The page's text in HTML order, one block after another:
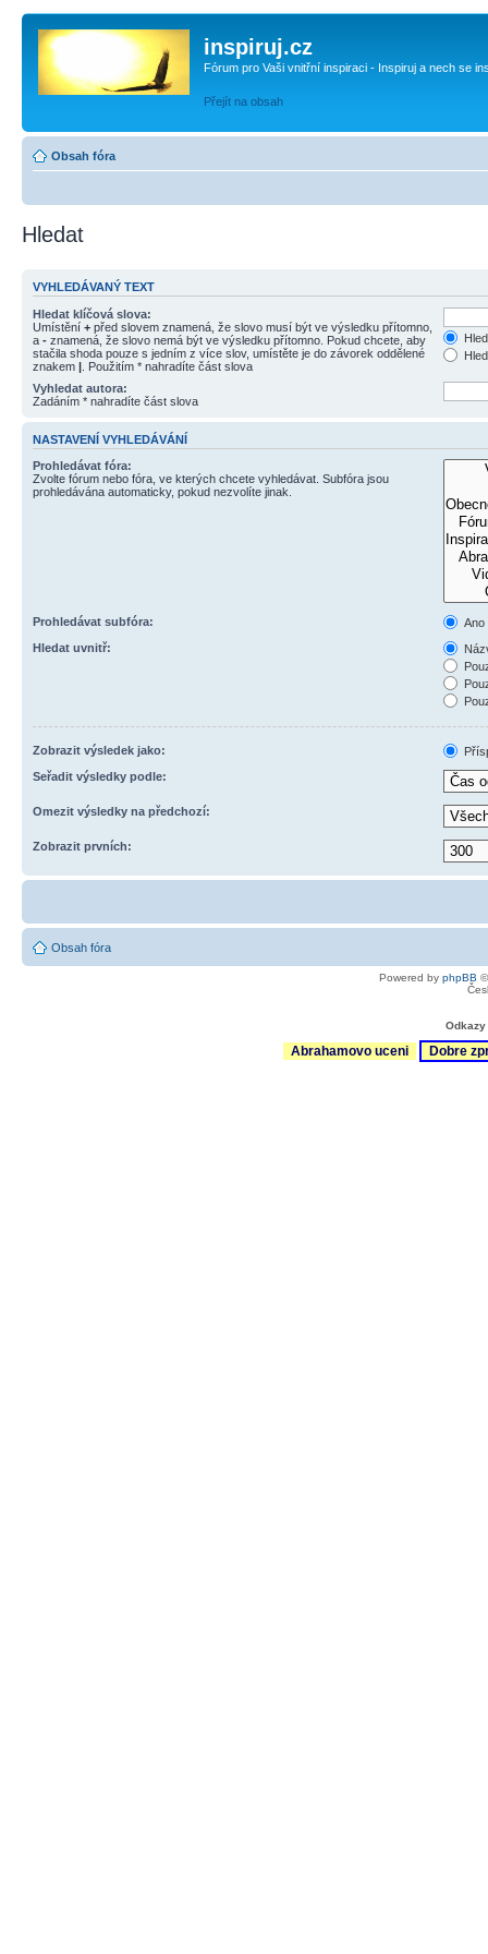
inspiruj.cz
Fórum pro Vaši vnitřní inspiraci - Inspiruj a nech se
Přejít na obsah
Obsah fóra
Hledat
VYHLEDÁVANÝ TEXT
Hledat klíčová slova:
Umístění + před slovem znamená, že slovo musí být ve výsledku přítomno,
a - znamená, že slovo nemá být ve výsledku přítomno. Pokud chcete, aby
stačila shoda pouze s jedním z více slov, umístěte je do závorek oddělené
znakem | . Použitím * nahradíte část slova
Vyhledat autora:
Zadáním * nahradíte část slova
NASTAVENÍ VYHLEDÁVÁNÍ
Prohledávat fóra:
Zvolte fórum nebo fóra, ve kterých chcete vyhledávat. Subfóra jsou
prohledávána automaticky, pokud nezvolíte jinak.
Prohledávat subfóra:
Ano
Hledat uvnitř:
Zobrazit výsledek jako:
Seřadit výsledky podle:
Omezit výsledky na předchozí:
Zobrazit prvních:
Obsah fóra
Powered by phpBB
Abrahamovo uceni Dobre